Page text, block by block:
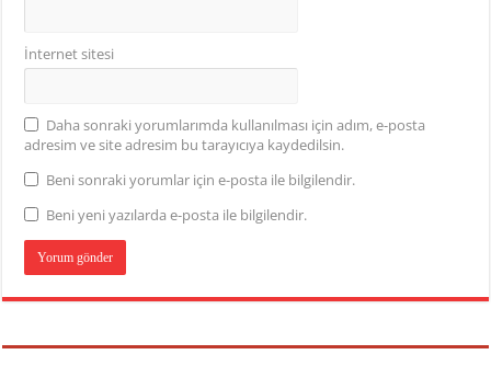
İnternet sitesi
Daha sonraki yorumlarımda kullanılması için adım, e-posta
adresim ve site adresim bu tarayıcıya kaydedilsin.
Beni sonraki yorumlar için e-posta ile bilgilendir.
Beni yeni yazılarda e-posta ile bilgilendir.